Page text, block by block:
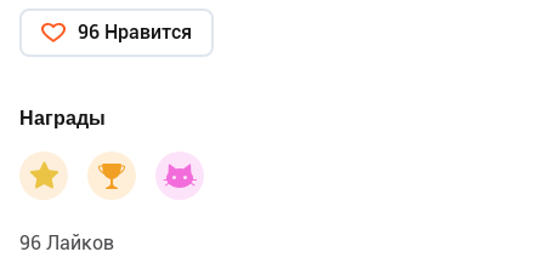
И тут же горшочек наполнился кашей. Ест Марта,
никак наесться не может, до того каша вкусна. В это
— Я ещё сама не наелась, — сказала Марта и
оттолкнула кошку. Бедная кошка от обиды громко
мяукнула, и у Марты все
96 Нравится
Награды
96 Лайков